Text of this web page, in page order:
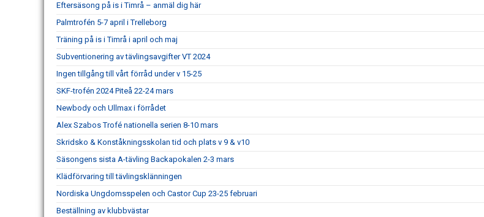
Eftersäsong på is i Timrå – anmäl dig här
Palmtrofén 5-7 april i Trelleborg
Träning på is i Timrå i april och maj
Subventionering av tävlingsavgifter VT 2024
Ingen tillgång till vårt förråd under v 15-25
SKF-trofén 2024 Piteå 22-24 mars
Newbody och Ullmax i förrådet
Alex Szabos Trofé nationella serien 8-10 mars
Skridsko & Konståkningsskolan tid och plats v 9 & v10
Säsongens sista A-tävling Backapokalen 2-3 mars
Klädförvaring till tävlingsklänningen
Nordiska Ungdomsspelen och Castor Cup 23-25 februari
Beställning av klubbvästar